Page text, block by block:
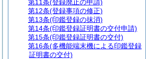
第11条(登録廃止の申請)
第12条(登録事項の修正)
第13条(印鑑登録の抹消)
第14条(印鑑登録証明書の交付申請)
第15条(印鑑登録証明書の交付)
第16条(多機能端末機による印鑑登録
証明書の交付)